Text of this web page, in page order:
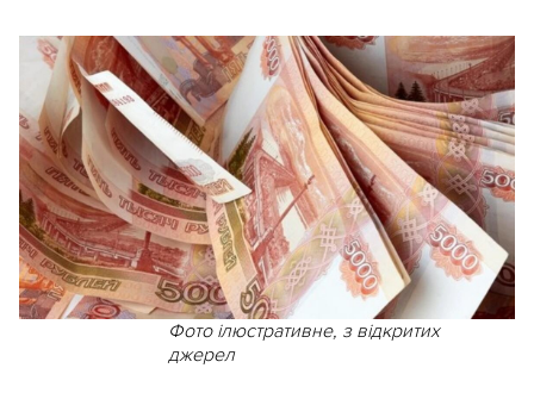
Фото ілюстративне, з відкритих
джерел